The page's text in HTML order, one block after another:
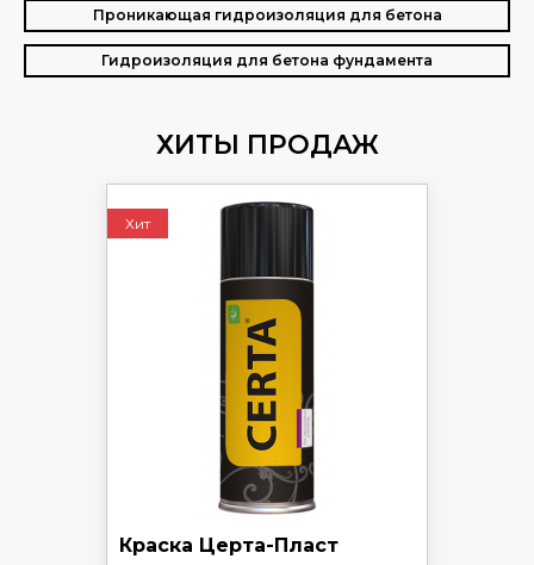
Проникающая гидроизоляция для бетона
Гидроизоляция для бетона фундамента
ХИТЫ ПРОДАЖ
Хит
Краска Церта-Пласт